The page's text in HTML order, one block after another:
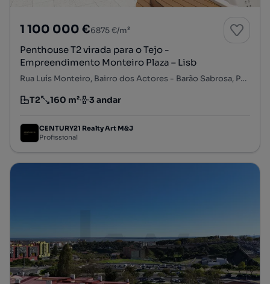
1 100 000 €6875 €/m²
Penthouse T2 virada para o Tejo -
Empreendimento Monteiro Plaza – Lisb
Rua Luís Monteiro, Bairro dos Actores - Barão Sabrosa, Penha de França, Lisboa, Lisboa
Tipologia
T2
Preço por metro quadrado
160 m²
Andar 3 andar
CENTURY21 Realty Art M&J
Profissional